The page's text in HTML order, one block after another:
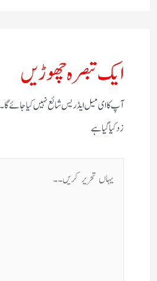
ایک تبصرہ چھوڑیں
آپ کا ای میل ایڈریس شائع نہیں کیا جائے گا۔
زد کیا گیا ہے
یہاں
تحریر